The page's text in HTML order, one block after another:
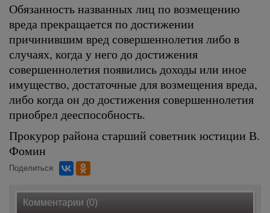
Обязанность названных лиц по возмещению
вреда прекращается по достижении
причинившим вред совершеннолетия либо в
случаях, когда у него до достижения
совершеннолетия появились доходы или иное
имущество, достаточные для возмещения вреда,
либо когда он до достижения совершеннолетия
приобрел дееспособность.
Прокурор района старший советник юстиции В.
Фомин
Поделиться
Комментарии (0)